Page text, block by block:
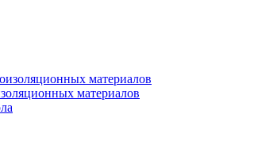
материалов
материалов